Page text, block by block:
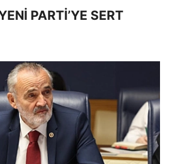
PARTİ’YE SERT